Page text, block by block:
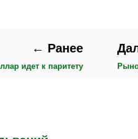
← Ранее
идет к паритету